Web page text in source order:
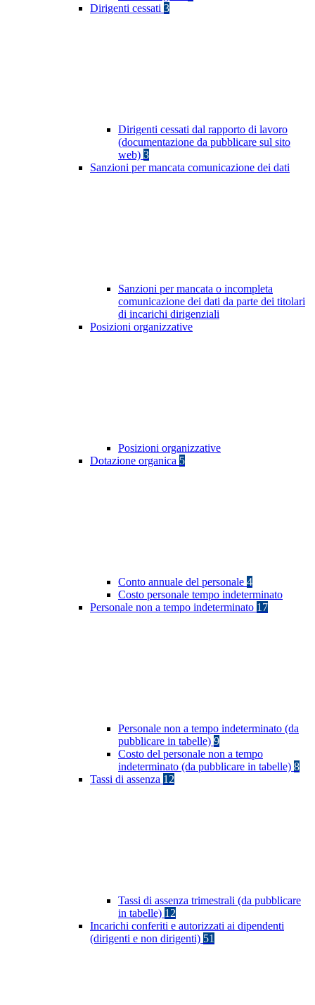
Dirigenti cessati 3
Dirigenti cessati dal rapporto di lavoro
(documentazione da pubblicare sul sito
web) 3
Sanzioni per mancata comunicazione dei dati
Sanzioni per mancata o incompleta
comunicazione dei dati da parte dei titolari
di incarichi dirigenziali
Posizioni organizzative
Posizioni organizzative
Dotazione organica 5
Conto annuale del personale 4
Costo personale tempo indeterminato
Personale non a tempo indeterminato 17
Personale non a tempo indeterminato (da
pubblicare in tabelle) 9
Costo del personale non a tempo
indeterminato (da pubblicare in tabelle) 8
Tassi di assenza 12
Tassi di assenza trimestrali (da pubblicare
in tabelle) 12
Incarichi conferiti e autorizzati ai dipendenti
(dirigenti e non dirigenti) 51